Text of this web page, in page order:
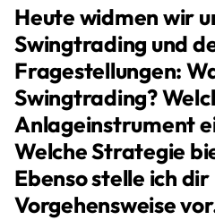
Heute widmen wir
Swingtrading und
Fragestellungen:
Swingtrading?
Anlageinstrument
Welche Strategie
Ebenso stelle ich
Vorgehensweise